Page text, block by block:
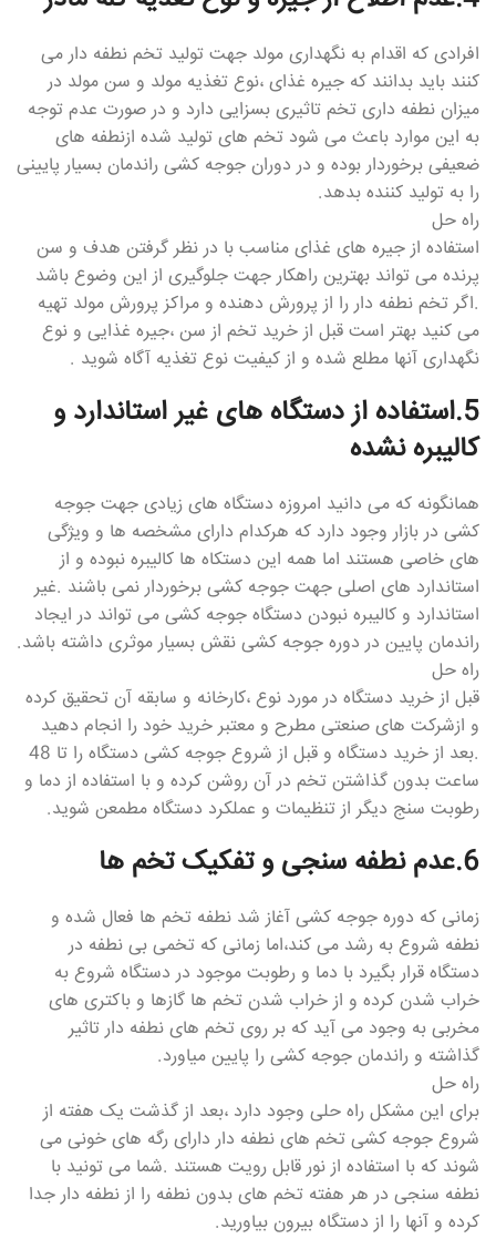
افرادی که اقدام به نگهداری مولد جهت تولید تخم نطفه دار می
کنند باید بدانند که جیره غذای ،نوع تغذیه مولد و سن مولد در
میزان نطفه داری تخم تاثیری بسزایی دارد و در صورت عدم توجه
به این موارد باعث می شود تخم های تولید شده ازنطفه های
ضعیفی برخوردار بوده و در دوران جوجه کشی راندمان بسیار پایینی
را به تولید کننده بدهد.
راه حل
استفاده از جیره های غذای مناسب با در نظر گرفتن هدف و سن
پرنده می تواند بهترین راهکار جهت جلوگیری از این وضوع باشد
.اگر تخم نطفه دار را از پرورش دهنده و مراکز پرورش مولد تهیه
می کنید بهتر است قبل از خرید تخم از سن ،جیره غذایی و نوع
نگهداری آنها مطلع شده و از کیفیت نوع تغذیه آگاه شوید .
5.استفاده از دستگاه های غیر استاندارد و
کالیبره نشده
همانگونه که می دانید امروزه دستگاه های زیادی جهت جوجه
کشی در بازار وجود دارد که هرکدام دارای مشخصه ها و ویژگی
های خاصی هستند اما همه این دستکاه ها کالیبره نبوده و از
استاندارد های اصلی جهت جوجه کشی برخوردار نمی باشند .غیر
استاندارد و کالیبره نبودن دستگاه جوجه کشی می تواند در ایجاد
راندمان پایین در دوره جوجه کشی نقش بسیار موثری داشته باشد.
راه حل
قبل از خرید دستگاه در مورد نوع ،کارخانه و سابقه آن تحقیق کرده
و ازشرکت های صنعتی مطرح و معتبر خرید خود را انجام دهید
.بعد از خرید دستگاه و قبل از شروع جوجه کشی دستگاه را تا 48
ساعت بدون گذاشتن تخم در آن روشن کرده و با استفاده از دما و
رطوبت سنج دیگر از تنظیمات و عملکرد دستگاه مطمعن شوید.
6.عدم نطفه سنجی و تفکیک تخم ها
زمانی که دوره جوجه کشی آغاز شد نطفه تخم ها فعال شده و
نطفه شروع به رشد می کند،اما زمانی که تخمی بی نطفه در
دستگاه قرار بگیرد با دما و رطوبت موجود در دستگاه شروع به
خراب شدن کرده و از خراب شدن تخم ها گازها و باکتری های
مخربی به وجود می آید که بر روی تخم های نطفه دار تاثیر
گذاشته و راندمان جوجه کشی را پایین میاورد.
راه حل
برای این مشکل راه حلی وجود دارد ،بعد از گذشت یک هفته از
شروع جوجه کشی تخم های نطفه دار دارای رگه های خونی می
شوند که با استفاده از نور قابل رویت هستند .شما می تونید با
نطفه سنجی در هر هفته تخم های بدون نطفه را از نطفه دار جدا
کرده و آنها را از دستگاه بیرون بیاورید.